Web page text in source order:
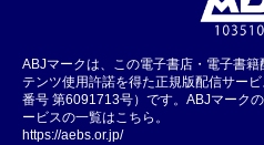
ABJマークは、この電子書店・電子書
テンツ使用許諾を得た正規版配信サー
番号 第6091713号）です。ABJマーク
ービスの一覧はこちら。
https://aebs.or.jp/